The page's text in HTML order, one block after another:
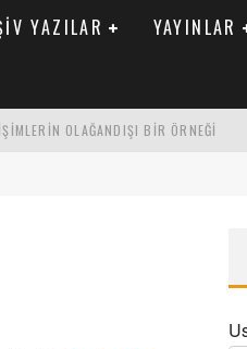
YAZILAR YAYINLAR
OLAĞANDIŞI BIR ÖRNEĞI